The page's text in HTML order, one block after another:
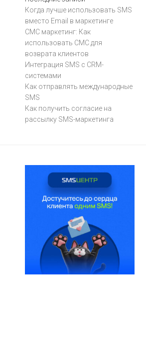
Когда лучше использовать SMS
вместо Email в маркетинге
СМС маркетинг: Как
использовать СМС для
возврата клиентов
Интеграция SMS с CRM-
системами
Как отправлять международные
SMS
Как получить согласие на
рассылку SMS-маркетинга